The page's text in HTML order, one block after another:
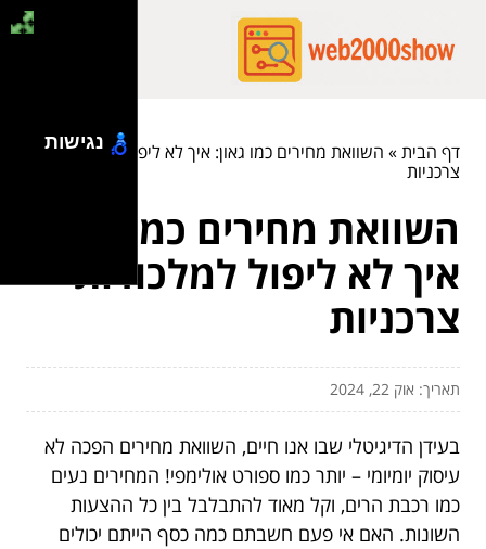
דף הבית» השוואת מחירים כמו גאון: איך לא ליפול למלכודות
צרכניות
השוואת מחירים כמו גאון:
איך לא ליפול למלכודות
צרכניות
תאריך: אוק 22, 2024
בעידן הדיגיטלי שבו אנו חיים, השוואת מחירים הפכה לא
עיסוק יומיומי – יותר כמו ספורט אולימפי! המחירים נעים
כמו רכבת הרים, וקל מאוד להתבלבל בין כל ההצעות
השונות. האם אי פעם חשבתם כמה כסף הייתם יכולים
נגישות